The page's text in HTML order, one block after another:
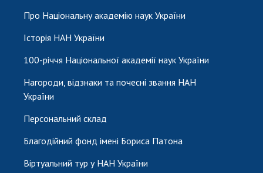
Про Національну академію наук України
Історія НАН України
100-річчя Національної академії наук України
Нагороди, відзнаки та почесні звання НАН
України
Персональний склад
Благодійний фонд імені Бориса Патона
Віртуальний тур у НАН України